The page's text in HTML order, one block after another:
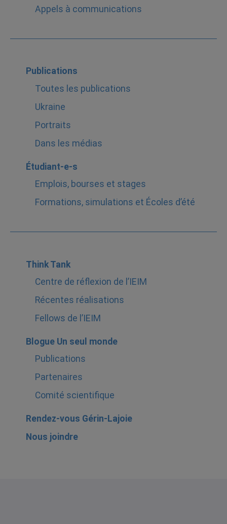
Appels à communications
Publications
Toutes les publications
Ukraine
Portraits
Dans les médias
Étudiant-e-s
Emplois, bourses et stages
Formations, simulations et Écoles d’été
Think Tank
Centre de réflexion de l’IEIM
Récentes réalisations
Fellows de l’IEIM
Blogue Un seul monde
Publications
Partenaires
Comité scientifique
Rendez-vous Gérin-Lajoie
Nous joindre